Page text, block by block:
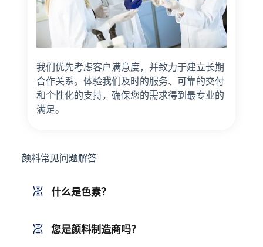
我们优先考虑客户满意度，并致力于建立长期
合作关系。体验我们及时的服务、可靠的交付
和个性化的支持，确保您的需求得到最专业的
满足。
颜料常见问题解答
什么是色素？
您是颜料制造商吗？